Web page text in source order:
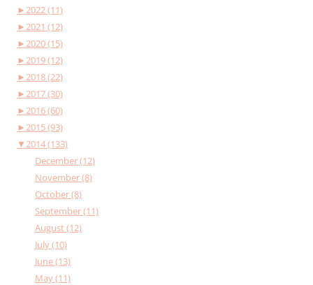
►2022 (11)
►2021 (12)
►2020 (15)
►2019 (12)
►2018 (22)
►2017 (30)
►2016 (60)
►2015 (93)
▼2014 (133)
December (12)
November (8)
October (8)
September (11)
August (12)
July (10)
June (13)
May (11)